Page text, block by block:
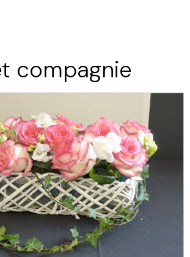
compagnie